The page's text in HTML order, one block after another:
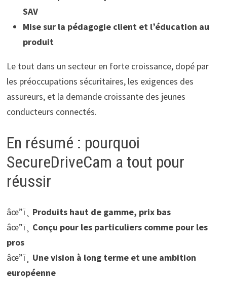
SAV
Mise sur la pédagogie client et l’éducation au
produit
Le tout dans un secteur en forte croissance, dopé par
les préoccupations sécuritaires, les exigences des
assureurs, et la demande croissante des jeunes
conducteurs connectés.
En résumé : pourquoi
SecureDriveCam a tout pour
réussir
âœ”ï¸ Produits haut de gamme, prix bas
âœ”ï¸ Conçu pour les particuliers comme pour les
pros
âœ”ï¸ Une vision à long terme et une ambition
européenne